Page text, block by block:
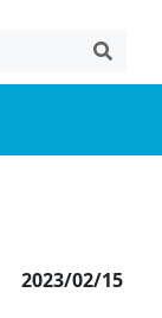
2023/02/15